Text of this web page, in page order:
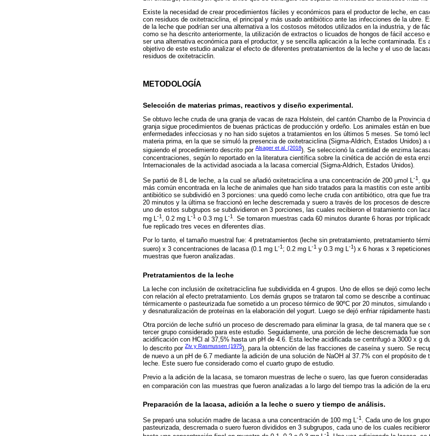
Existe la necesidad de crear procedimientos fáciles y económicos para el productor de leche, en
con residuos de oxitetraciclina, el principal y más usado antibiótico ante las infecciones de la ubre.
de la leche que podrían ser una alternativa a los costosos métodos utilizados en la industria, y de
como se ha descrito anteriormente, la utilización de extractos o licuados de hongos de fácil acceso
ser una alternativa económica para el productor, y se sencilla aplicación a la leche contaminada. Es
objetivo de este estudio analizar el efecto de diferentes pretratamientos de la leche y el uso de
residuos de oxitetraciclin.
METODOLOGÍA
Selección de materias primas, reactivos y diseño experimental.
Se obtuvo leche cruda de una granja de vacas de raza Holstein, del cantón Chambo de la Provincia
granja sigue procedimientos de buenas prácticas de producción y ordeño. Los animales están en
enfermedades infecciosas y no han sido sujetos a tratamientos en los últimos 5 meses. Se tomó
materia prima, en la que se simuló la presencia de oxitetraciclina (Sigma-Aldrich, Estados Unidos) a
siguiendo el procedimiento descrito por Alsager et al. (2018). Se seleccionó la cantidad de enzima
concentraciones, según lo reportado en la literatura científica sobre la cinética de acción de esta
Internacionales de la actividad asociada a la lacasa comercial (Sigma-Aldrich, Estados Unidos).
Se partió de 8 L de leche, a la cual se añadió oxitetraciclina a una concentración de 200 µmol L-1 ,
más común encontrada en la leche de animales que han sido tratados para la mastitis con este
antibiótico se subdividió en 3 porciones: una quedó como leche cruda con antibiótico, otra que fue
20 minutos y la última se fraccionó en leche descremada y suero a través de los procesos de
uno de estos subgrupos se subdividieron en 3 porciones, las cuales recibieron el tratamiento con
mg L-1 , 0.2 mg L-1 o 0.3 mg L-1 . Se tomaron muestras cada 60 minutos durante 6 horas por
fue replicado tres veces en diferentes días.
Por lo tanto, el tamaño muestral fue: 4 pretratamientos (leche sin pretratamiento, pretratamiento
suero) x 3 concentraciones de lacasa (0.1 mg L-1 ; 0.2 mg L-1 y 0.3 mg L-1) x 6 horas x 3
muestras que fueron analizadas.
Pretratamientos de la leche
La leche con inclusión de oxitetraciclina fue subdividida en 4 grupos. Uno de ellos se dejó como
con relación al efecto pretratamiento. Los demás grupos se trataron tal como se describe a
térmicamente o pasteurizada fue sometido a un proceso térmico de 90ºC por 20 minutos, simulando
y desnaturalización de proteínas en la elaboración del yogurt. Luego se dejó enfriar rápidamente
Otra porción de leche sufrió un proceso de descremado para eliminar la grasa, de tal manera que se
tercer grupo considerado para este estudio. Seguidamente, una porción de leche descremada fue
acidificación con HCl al 37,5% hasta un pH de 4.6. Esta leche acidificada se centrifugó a 3000 x g
lo descrito por Ziv y Rasmussen (1975), para la obtención de las fracciones de caseína y suero. Se
de nuevo a un pH de 6.7 mediante la adición de una solución de NaOH al 37.7% con el propósito de
leche. Este suero fue considerado como el cuarto grupo de estudio.
Previo a la adición de la lacasa, se tomaron muestras de leche o suero, las que fueron
en comparación con las muestras que fueron analizadas a lo largo del tiempo tras la adición de la
Preparación de la lacasa, adición a la leche o suero y tiempo de análisis.
Se preparó una solución madre de lacasa a una concentración de 100 mg L-1 . Cada uno de los
pasteurizada, descremada o suero fueron divididos en 3 subgrupos, cada uno de los cuales
-1